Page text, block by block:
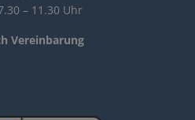
– 11.30 Uhr
Vereinbarung